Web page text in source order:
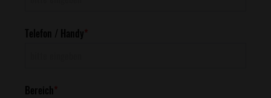
Telefon / Handy*
Bereich*